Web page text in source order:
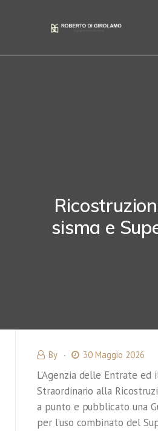
sisma e
By 30 Maggio 2026
L’Agenzia delle Entrate ed
Straordinario alla
a punto e pubblicato una
per l’uso combinato del